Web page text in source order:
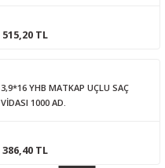
515,20 TL
3,9*16 YHB MATKAP UÇLU SAÇ
VİDASI 1000 AD.
386,40 TL